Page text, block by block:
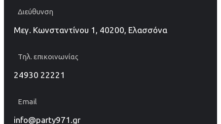
Διεύθυνση
Μεγ. Κωνσταντίνου 1, 40200, Ελασσόνα
Τηλ. επικοινωνίας
24930 22221
Email
info@party971.gr